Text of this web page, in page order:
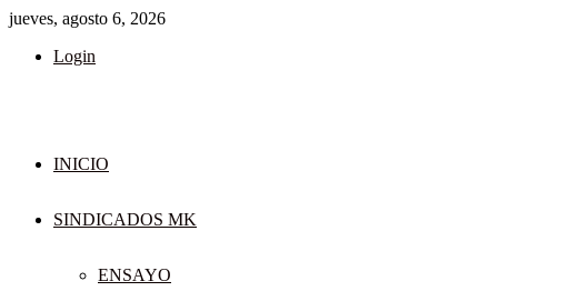
jueves, agosto 6, 2026
Login
INICIO
SINDICADOS MK
ENSAYO